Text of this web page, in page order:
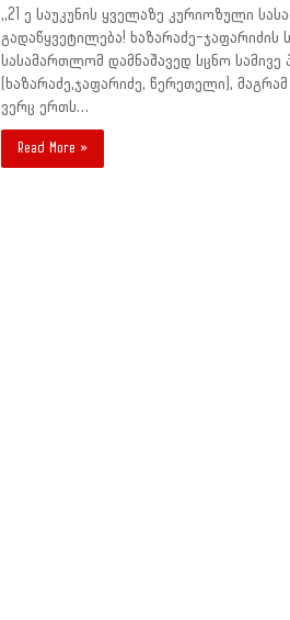
,,21 ე საუკუნის ყველაზე კურიოზული
გადაწყვეტილება! ხაზარაძე-ჯაფარიძის
სასამართლომ დამნაშავედ სცნო სამივე
(ხაზარაძე,ჯაფარიძე, წერეთელი),
ვერც ერთს…
Read More »